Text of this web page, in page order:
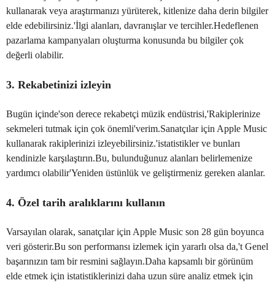
kullanarak veya araştırmanızı yürüterek, kitlenize daha derin bilgiler
elde edebilirsiniz.'İlgi alanları, davranışlar ve tercihler.Hedeflenen
pazarlama kampanyaları oluşturma konusunda bu bilgiler çok
değerli olabilir.
3. Rekabetinizi izleyin
Bugün içinde'son derece rekabetçi müzik endüstrisi,'Rakiplerinize
sekmeleri tutmak için çok önemli'verim.Sanatçılar için Apple Music
kullanarak rakiplerinizi izleyebilirsiniz.'istatistikler ve bunları
kendinizle karşılaştırın.Bu, bulunduğunuz alanları belirlemenize
yardımcı olabilir'Yeniden üstünlük ve geliştirmeniz gereken alanlar.
4. Özel tarih aralıklarını kullanın
Varsayılan olarak, sanatçılar için Apple Music son 28 gün boyunca
veri gösterir.Bu son performansı izlemek için yararlı olsa da,'t Genel
başarınızın tam bir resmini sağlayın.Daha kapsamlı bir görünüm
elde etmek için istatistiklerinizi daha uzun süre analiz etmek için